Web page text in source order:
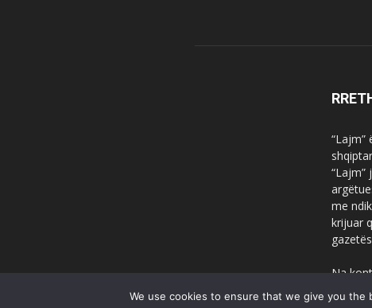
me
krijuar
Na
We use cookies to ensure that we give you